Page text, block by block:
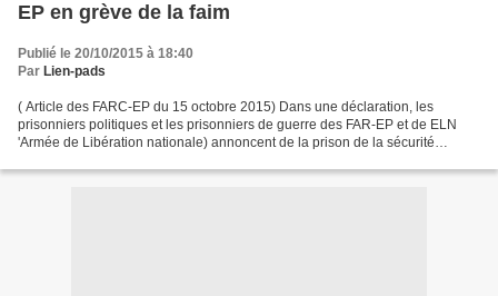
EP en grève de la faim
Publié le 20/10/2015 à 18:40
Par Lien-pads
( Article des FARC-EP du 15 octobre 2015) Dans une déclaration, les
prisonniers politiques et les prisonniers de guerre des FAR-EP et de ELN
'Armée de Libération nationale) annoncent de la prison de la sécurité